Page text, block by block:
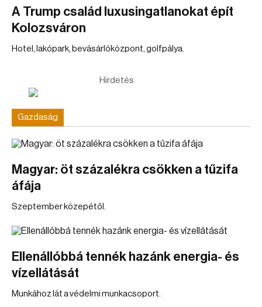
A Trump család luxusingatlanokat épít
Kolozsváron
Hotel, lakópark, bevásárlóközpont, golfpálya.
Hirdetés
Gazdaság
Magyar: öt százalékra csökken a tűzifa
áfája
Szeptember közepétől.
Ellenállóbbá tennék hazánk energia- és
vízellátását
Munkához lát a védelmi munkacsoport.